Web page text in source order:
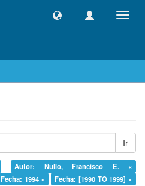
Ir
Autor: Nullo, Francisco E. ×
Fecha: 1994 ×
Fecha: [1990 TO 1999] ×